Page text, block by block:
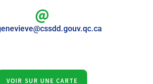
VOIR SUR UNE CARTE